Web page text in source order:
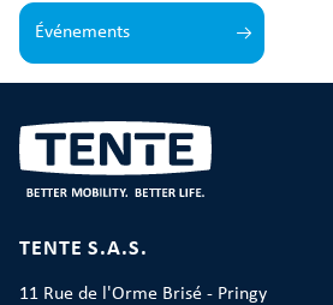
Événements
TENTE S.A.S.
11 Rue de l'Orme Brisé - Pringy